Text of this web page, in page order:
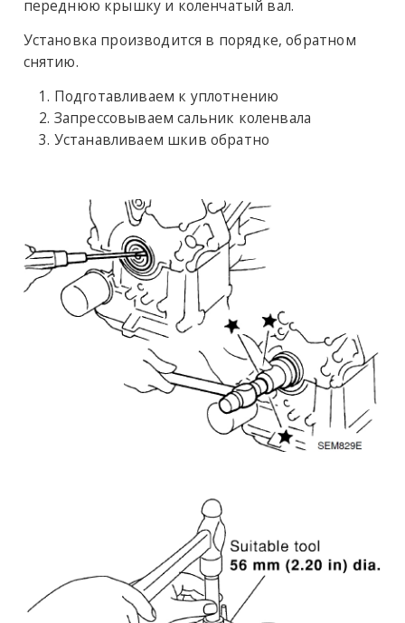
переднюю крышку и коленчатый вал.
Установка производится в порядке, обратном
снятию.
Подготавливаем к уплотнению
Запрессовываем сальник коленвала
Устанавливаем шкив обратно